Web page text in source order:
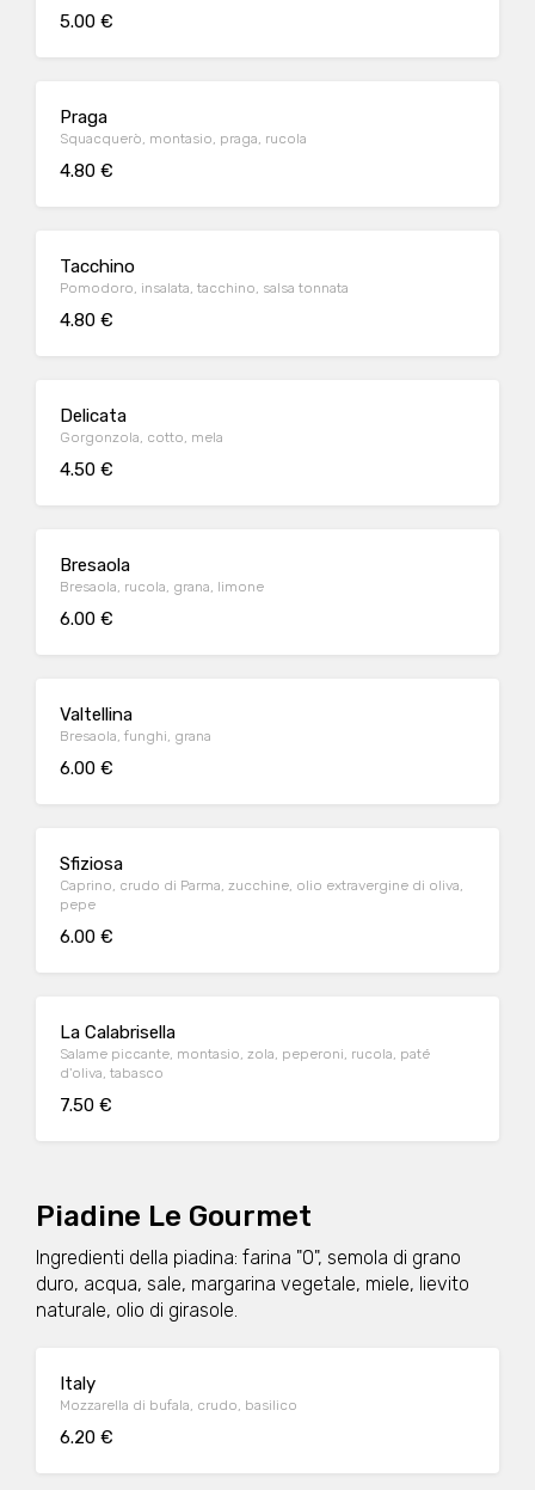
5.00 €
Praga
Squacquerò, montasio, praga, rucola
4.80 €
Tacchino
Pomodoro, insalata, tacchino, salsa tonnata
4.80 €
Delicata
Gorgonzola, cotto, mela
4.50 €
Bresaola
Bresaola, rucola, grana, limone
6.00 €
Valtellina
Bresaola, funghi, grana
6.00 €
Sfiziosa
Caprino, crudo di Parma, zucchine, olio extravergine di oliva,
pepe
6.00 €
La Calabrisella
Salame piccante, montasio, zola, peperoni, rucola, paté
d'oliva, tabasco
7.50 €
Piadine Le Gourmet
Ingredienti della piadina: farina "0", semola di grano
duro, acqua, sale, margarina vegetale, miele, lievito
naturale, olio di girasole.
Italy
Mozzarella di bufala, crudo, basilico
6.20 €